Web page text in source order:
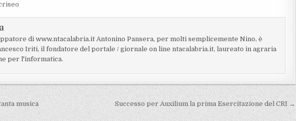
di www.ntacalabria.it Antonino Pansera, per molti semplicemente Nino, è
Iriti, il fondatore del portale / giornale on line ntacalabria.it, laureato in agraria
per l'informatica.
musica Successo per Auxilium la prima Esercitazione del CRI →